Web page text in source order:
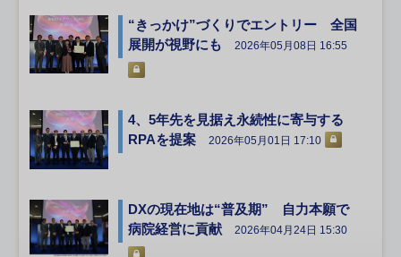
“きっかけ”づくりでエントリー 全国
展開が視野にも
2026年05月08日 16:55
4、5年先を見据え永続性に寄与する
RPAを提案
2026年05月01日 17:10
DXの現在地は“普及期” 自力本願で
病院経営に貢献
2026年04月24日 15:30